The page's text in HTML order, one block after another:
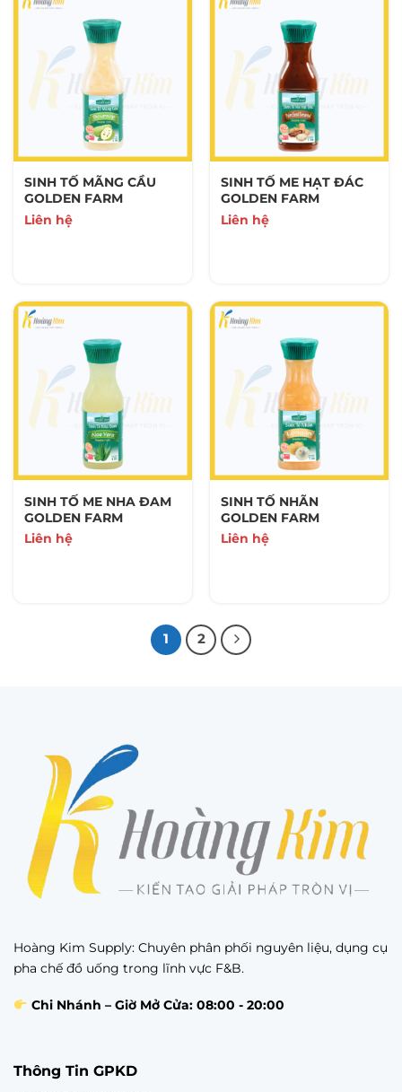
SINH TỐ MÃNG CẦU
GOLDEN FARM
Liên hệ
SINH TỐ ME HẠT ĐÁC
GOLDEN FARM
Liên hệ
SINH TỐ ME NHA ĐAM
GOLDEN FARM
Liên hệ
SINH TỐ NHÃN
GOLDEN FARM
Liên hệ
1 2
Hoàng Kim Supply: Chuyên phân phối nguyên liệu, dụng cụ
pha chế đồ uống trong lĩnh vực F&B.
Chi Nhánh – Giờ Mở Cửa: 08:00 - 20:00
Thông Tin GPKD